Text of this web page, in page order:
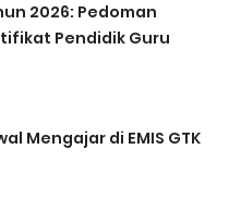
2026: Pedoman
Pendidik Guru
Mengajar di EMIS GTK